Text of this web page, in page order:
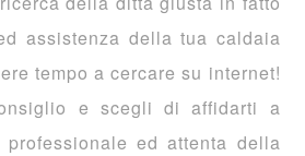
assistenza della tua caldaia
tempo a cercare su internet!
e scegli di affidarti a
ed attenta della